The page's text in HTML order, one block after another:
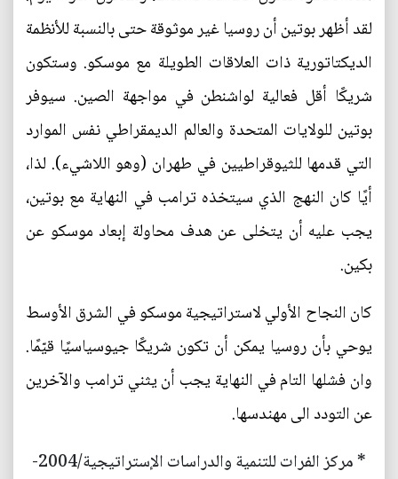
لقد أظهر بوتين أن روسيا غير موثوقة حتى بالنسبة للأنظمة
الديكتاتورية ذات العلاقات الطويلة مع موسكو. وستكون
شريكًا أقل فعالية لواشنطن في مواجهة الصين. سيوفر
بوتين للولايات المتحدة والعالم الديمقراطي نفس الموارد
التي قدمها للثيوقراطيين في طهران (وهو اللاشيء). لذا،
أيًا كان النهج الذي سيتخذه ترامب في النهاية مع بوتين،
يجب عليه أن يتخلى عن هدف محاولة إبعاد موسكو عن
بكين.
كان النجاح الأولي لاستراتيجية موسكو في الشرق الأوسط
يوحي بأن روسيا يمكن أن تكون شريكًا جيوسياسيًا قيّمًا.
وان فشلها التام في النهاية يجب أن يثني ترامب والآخرين
عن التودد الى مهندسها.
* مركز الفرات للتنمية والدراسات الإستراتيجية/2004-